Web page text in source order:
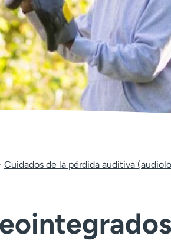
Cuidados de la pérdida auditiva